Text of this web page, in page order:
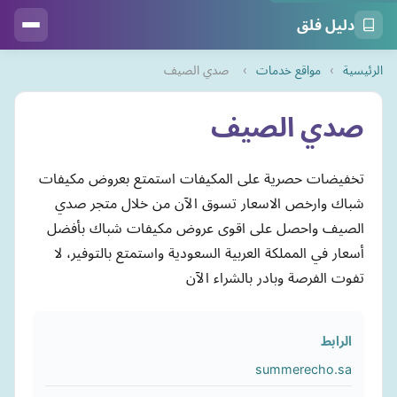
دليل فلق
الرئيسية › مواقع خدمات › صدي الصيف
صدي الصيف
تخفيضات حصرية على المكيفات استمتع بعروض مكيفات
شباك وارخص الاسعار تسوق الآن من خلال متجر صدي
الصيف واحصل على اقوى عروض مكيفات شباك بأفضل
أسعار في المملكة العربية السعودية واستمتع بالتوفير، لا
تفوت الفرصة وبادر بالشراء الآن
الرابط
summerecho.sa